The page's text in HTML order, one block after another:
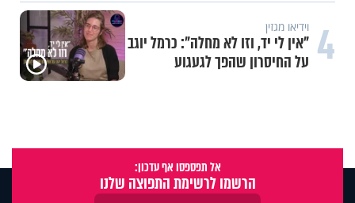
4 וידיאו מגזין
"אין לי יד, וזו לא מחלה": כרמל יוגב
על החיסרון שהפך לגעגוע
אל תפספסו אף עדכון:
הרשמו לרשימת התפוצה שלנו